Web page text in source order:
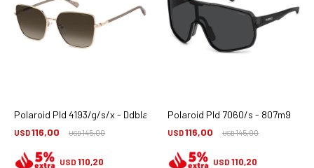
Polaroid Pld 4193/g/s/x - Ddbla
USD116,00 USD145,00
USD 110,20
Polaroid Pld 7060/s - 807m9
USD116,00 USD145,00
USD 110,20